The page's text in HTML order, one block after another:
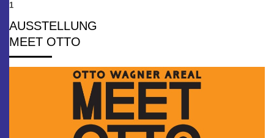
1
AUSSTELLUNG
MEET OTTO